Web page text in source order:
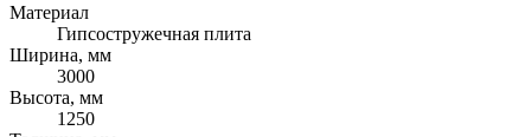
Материал
Гипсостружечная плита
Ширина, мм
3000
Высота, мм
1250